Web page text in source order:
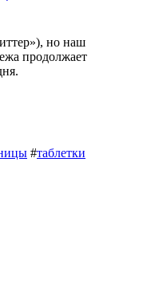
но наш
продолжает
#таблетки